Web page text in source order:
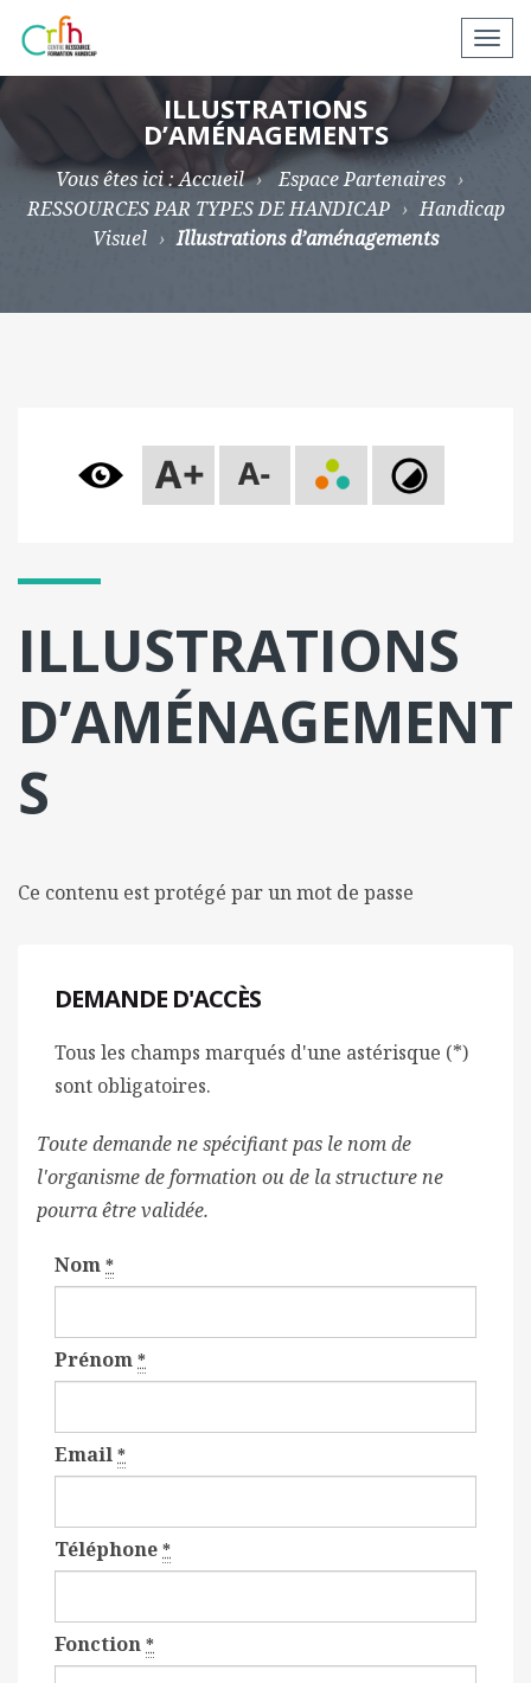
N
a
v
t
n
ILLUSTRATIONS
D’AMÉNAGEMENTS
Vous êtes ici :Accueil
Espace Partenaires
RESSOURCES PAR TYPES DE HANDICAP
Handicap
Visuel
Illustrations d’aménagements
ILLUSTRATIONS
D’AMÉNAGEMENT
S
Ce contenu est protégé par un mot de passe
DEMANDE D'ACCÈS
Tous les champs marqués d'une astérisque (*)
sont obligatoires.
Toute demande ne spécifiant pas le nom de
l'organisme de formation ou de la structure ne
pourra être validée.
Nom *
Prénom *
Email *
Téléphone *
Fonction *